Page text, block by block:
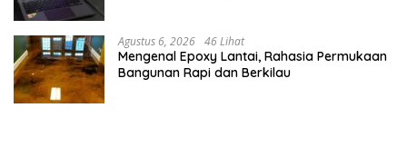
Agustus 6, 2026 46 Lihat
Mengenal Epoxy Lantai, Rahasia Permukaan
Bangunan Rapi dan Berkilau